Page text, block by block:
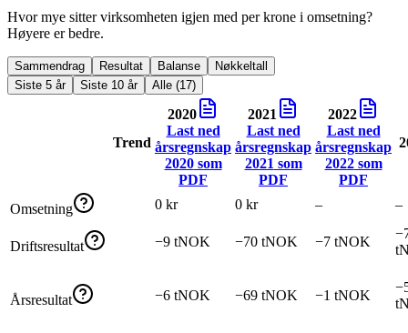
Hvor mye sitter virksomheten igjen med per krone i omsetning?
Høyere er bedre.
Sammendrag Resultat Balanse
Nøkkeltall
Siste 5 år
Siste 10 år Alle (17)
Trend
2020
Last ned
årsregnskap
2020som
PDF
2021
Last ned
årsregnskap
2021 som
PDF
2022
Last ned
årsregnskap
2022som
PDF
Omsetning 0 kr 0 kr – –
Driftsresultat −9 tNOK −70 tNOK −7 tNOK
Årsresultat −6 tNOK −69 tNOK −1 tNOK